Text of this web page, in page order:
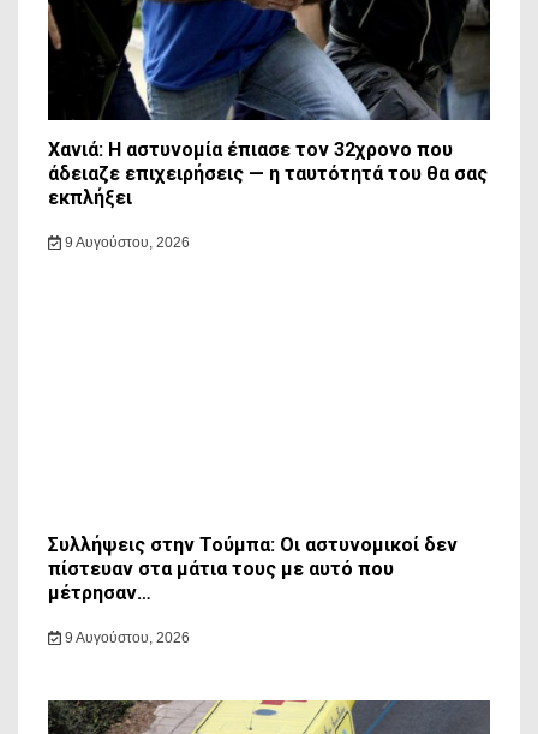
Χανιά: Η αστυνομία έπιασε τον 32χρονο που
άδειαζε επιχειρήσεις — η ταυτότητά του θα σας
εκπλήξει
9 Αυγούστου, 2026
Συλλήψεις στην Τούμπα: Οι αστυνομικοί δεν
πίστευαν στα μάτια τους με αυτό που
μέτρησαν…
9 Αυγούστου, 2026